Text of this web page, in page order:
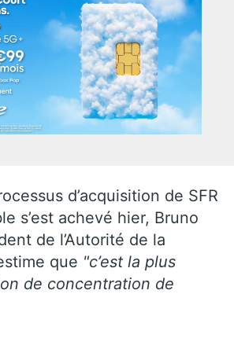
d’acquisition de SFR
s’est achevé hier, Bruno
de l’Autorité de la
que "c’est la plus
de concentration de